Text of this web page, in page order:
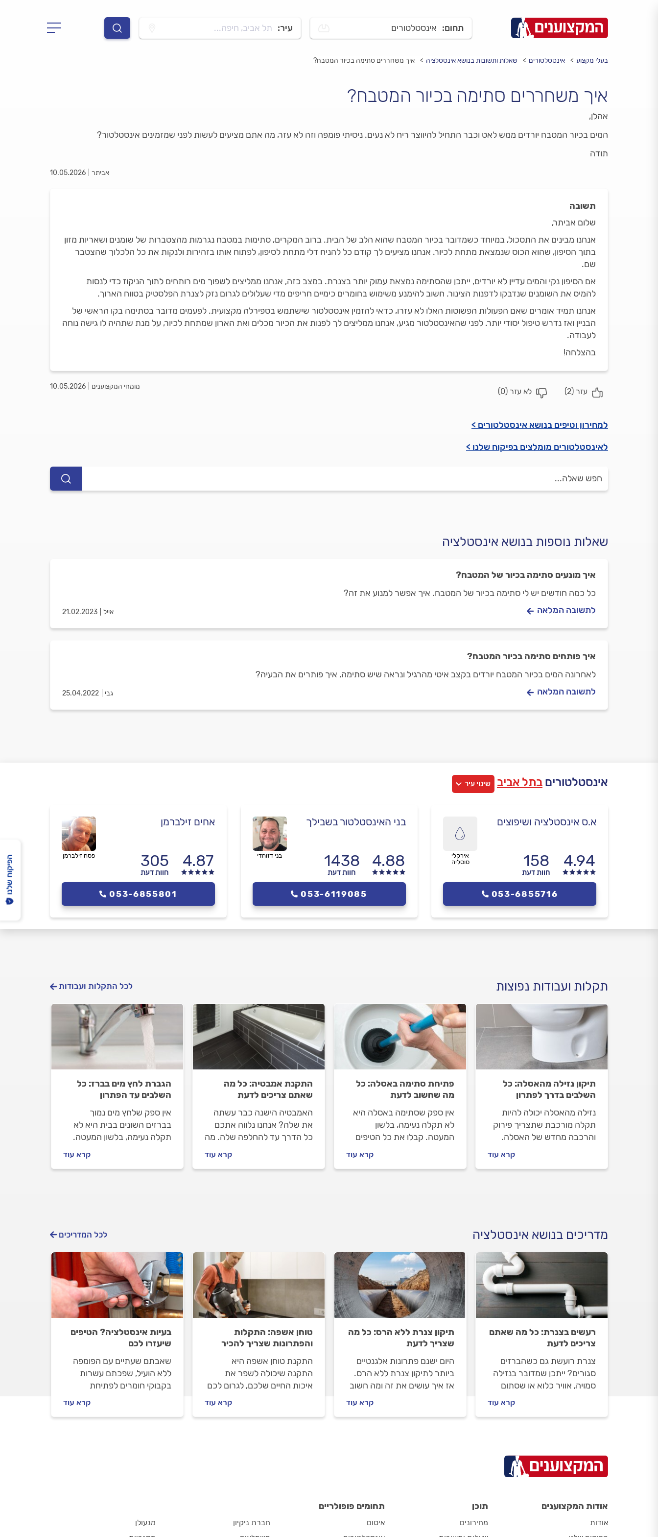
תחום: אינסטלטורים עיר: תל אביב, חיפה...
בעלי מקצוע אינסטלטורים שאלות ותשובות בנושא אינסטלציה איך משחררים סתימה בכיור המטבח?
איך משחררים סתימה בכיור המטבח?
אהלן,
המים בכיור המטבח יורדים ממש לאט וכבר התחיל להיווצר ריח לא נעים. ניסיתי פומפה וזה לא עזר, מה אתם מציעים לעשות לפני שמזמינים אינסטלטור?
תודה
אביתר 10.05.2026
תשובה
שלום אביתר,
אנחנו מבינים את התסכול, במיוחד כשמדובר בכיור המטבח שהוא הלב של הבית. ברוב המקרים, סתימות במטבח נגרמות מהצטברות של שומנים ושאריות מזון
בתוך הסיפון, שהוא הכוס שנמצאת מתחת לכיור. אנחנו מציעים לך קודם כל להניח דלי מתחת לסיפון, לפתוח אותו בזהירות ולנקות את כל הלכלוך שהצטבר
שם.
אם הסיפון נקי והמים עדיין לא יורדים, ייתכן שהסתימה נמצאת עמוק יותר בצנרת. במצב כזה, אנחנו ממליצים לשפוך מים רותחים לתוך הניקוז כדי לנסות
להמיס את השומנים שנדבקו לדפנות הצינור. חשוב להימנע משימוש בחומרים כימיים חריפים מדי שעלולים לגרום נזק לצנרת הפלסטיק בטווח הארוך.
אנחנו תמיד אומרים שאם הפעולות הפשוטות האלו לא עזרו, כדאי להזמין אינסטלטור שישתמש בספירלה מקצועית. לפעמים מדובר בסתימה בקו הראשי של
הבניין ואז נדרש טיפול יסודי יותר. לפני שהאינסטלטור מגיע, אנחנו ממליצים לך לפנות את הכיור מכלים ואת הארון שמתחת לכיור, על מנת שתהיה לו גישה נוחה
לעבודה.
בהצלחה!
2
)
0
)
מומחי המקצוענים 10.05.2026
למחירון וטיפים בנושא אינסטלטורים >
לאינסטלטורים מומלצים בפיקוח שלנו >
שאלות נוספות בנושא אינסטלציה
איך מונעים סתימה בכיור של המטבח?
כל כמה חודשים יש לי סתימה בכיור של המטבח. איך אפשר למנוע את זה?
אייל 21.02.2023 לתשובה המלאה
איך פותחים סתימה בכיור המטבח?
לאחרונה המים בכיור המטבח יורדים בקצב איטי מהרגיל ונראה שיש סתימה, איך פותרים את הבעיה?
גבי 25.04.2022 לתשובה המלאה
אינסטלטורים בתל אביב שינוי עיר
א.ס אינסטלציה ושיפוצים
4.94
158
חוות דעת
אירקלי
סוסליה
053-6855716
בני האינסטלטור בשבילך
4.88
1438
חוות דעת
בני דזוהדי
053-6119085
אחים זילברמן
4.87
305
חוות דעת
פסח זילברמן
053-6855801
תקלות ועבודות נפוצות לכל התקלות ועבודות
תיקון נזילה מהאסלה: כל
השלבים בדרך לפתרון
נזילה מהאסלה יכולה להיות
תקלה מורכבת שתצריך פירוק
והרכבה מחדש של האסלה.
את הנזילה בעצמכם ואם לא
תצליחו, נלווה אתכם בהתנהלות
קרא עוד
פתיחת סתימה באסלה: כל
מה שחשוב לדעת
אין ספק שסתימה באסלה היא
לא תקלה נעימה, בלשון
המעטה. קבלו את כל הטיפים
הסתימה בעצמכם ולהתנהל
נכון מול האינסטלטור שתזמינו.
קרא עוד
התקנת אמבטיה: כל מה
שאתם צריכים לדעת
האמבטיה הישנה כבר עשתה
את שלה? אנחנו נלווה אתכם
כל הדרך עד להחלפה שלה. מה
אינסטלטור, איך מתנהלים מולו
וכמה זה עולה? כל התשובות
קרא עוד
הגברת לחץ מים בברז: כל
השלבים עד הפתרון
אין ספק שלחץ מים נמוך
בברזים השונים בבית היא לא
תקלה נעימה, בלשון המעטה.
ולהתנהל נכון מול האינסטלטור
קרא עוד
מדריכים בנושא אינסטלציה לכל המדריכים
רעשים בצנרת: כל מה שאתם
צריכים לדעת
צנרת רועשת גם כשהברזים
סגורים? ייתכן שמדובר בנזילה
סמויה, אוויר כלוא או שסתום
קרא עוד
תיקון צנרת ללא הרס: כל מה
שצריך לדעת
היום ישנם פתרונות אלגנטיים
ביותר לתיקון צנרת ללא הרס.
אז איך עושים את זה ומה חשוב
קרא עוד
טוחן אשפה: התקלות
והפתרונות שצריך להכיר
התקנת טוחן אשפה היא
התקנה שיכולה לשפר את
איכות החיים שלכם, לגרום לכם
ואפילו תהיה ידידותית לסביבה.
קרא עוד
בעיות אינסטלציה? הטיפים
שיעזרו לכם
שאבתם שעתיים עם הפומפה
ללא הועיל, שפכתם עשרות
בקבוקי חומרים לפתיחת
בהפגנתיות? מה יכול להיות
קרא עוד
הפיקוח שלנו
אודות המקצוענים
אודות
תוכן
מחירונים
תחומים פופולריים
איטום
חברת ניקיון
מנעולן